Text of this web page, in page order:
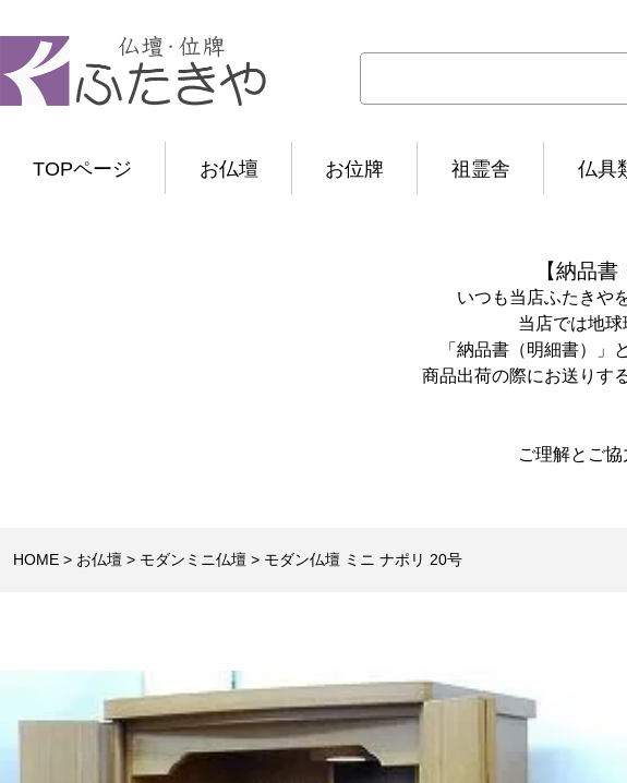
TOPページ お仏壇 お位牌 祖霊舎 仏具
【納品
いつも当店ふたきや
当店では地
「納品書（明細書）」
商品出荷の際にお送りす
ご理解とご
HOME お仏壇 モダンミニ仏壇 モダン仏壇 ミニ ナポリ 20号